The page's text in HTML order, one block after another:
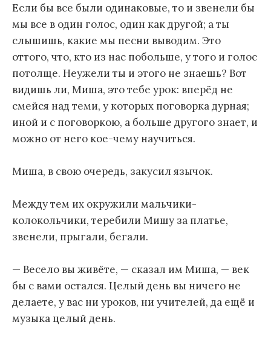
Если бы все были одинаковые, то и звенели бы
мы все в один голос, один как другой; а ты
слышишь, какие мы песни выводим. Это
оттого, что, кто из нас побольше, у того и голос
потолще. Неужели ты и этого не знаешь? Вот
видишь ли, Миша, это тебе урок: вперёд не
смейся над теми, у которых поговорка дурная;
иной и с поговоркою, а больше другого знает, и
можно от него кое-чему научиться.
Миша, в свою очередь, закусил язычок.
Между тем их окружили мальчики-
колокольчики, теребили Мишу за платье,
звенели, прыгали, бегали.
— Весело вы живёте, — сказал им Миша, — век
бы с вами остался. Целый день вы ничего не
делаете, у вас ни уроков, ни учителей, да ещё и
музыка целый день.